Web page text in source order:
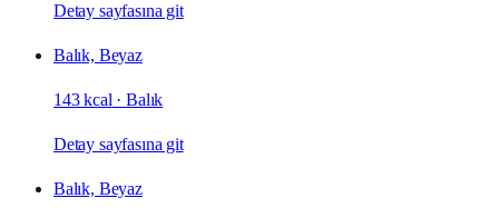
Detay sayfasına git
Balık, Beyaz
143 kcal ·Balık
Detay sayfasına git
Balık, Beyaz